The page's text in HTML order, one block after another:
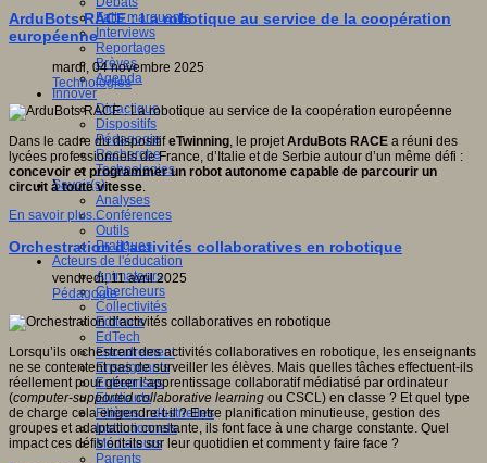
Faits marquants
Interviews
Reportages
Brèves
Agenda
Innover
Didactique
Dispositifs
Pédagogie
Recherche
Technologies
Savoir(s)
Analyses
Conférences
Outils
Pratiques
Acteurs de l'éducation
Animateurs
Chercheurs
Collectivités
Editeurs
EdTech
Encadrement
Enseignants
Entreprises
Etudiants
Filières industrielles
Institutionnels
Médiateurs
Parents
ArduBots RACE : La robotique au service de la coopération
européenne
mardi, 04 novembre 2025
Technologies
Dans le cadre du dispositifeTwinning, le projetArduBots RACE a réuni des
lycées professionnels de France, d’Italie et de Serbie autour d’un même défi :
concevoir et programmer un robot autonome capable de parcourir un
circuit à toute vitesse.
En savoir plus...
Orchestration d’activités collaboratives en robotique
vendredi, 11 avril 2025
Pédagogie
Lorsqu’ils orchestrent des activités collaboratives en robotique, les enseignants
ne se contentent pas de surveiller les élèves. Mais quelles tâches effectuent-ils
réellement pour gérer l’apprentissage collaboratif médiatisé par ordinateur
(computer-supported collaborative learning ou CSCL) en classe ? Et quel type
de charge cela engendre-t-il ? Entre planification minutieuse, gestion des
groupes et adaptation constante, ils font face à une charge constante. Quel
impact ces défis ont-ils sur leur quotidien et comment y faire face ?